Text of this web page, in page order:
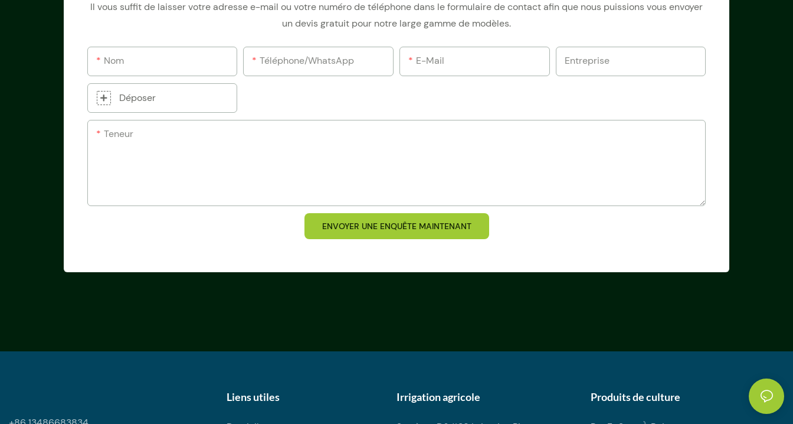
Il vous suffit de laisser votre adresse e-mail ou votre numéro de téléphone dans le formulaire de contact afin que nous puissions vous envoyer
un devis gratuit pour notre large gamme de modèles.
Nom Téléphone/WhatsApp E-Mail Entreprise
Déposer
Teneur
ENVOYER UNE ENQUÊTE MAINTENANT
Liens utiles Irrigation agricole Produits de culture